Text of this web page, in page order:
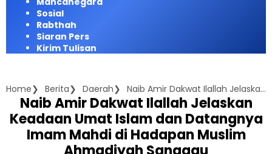
Sosial
Rabthah
Siaran Pers
Kirim Tulisan
Home Berita Daerah Naib Amir Dakwat Ilallah Jelaskan Keadaan Umat Islam dan Datangnya Imam Mahdi di Hadapan Muslim Ahmadiyah Sanggau
Naib Amir Dakwat Ilallah Jelaskan
Keadaan Umat Islam dan Datangnya
Imam Mahdi di Hadapan Muslim